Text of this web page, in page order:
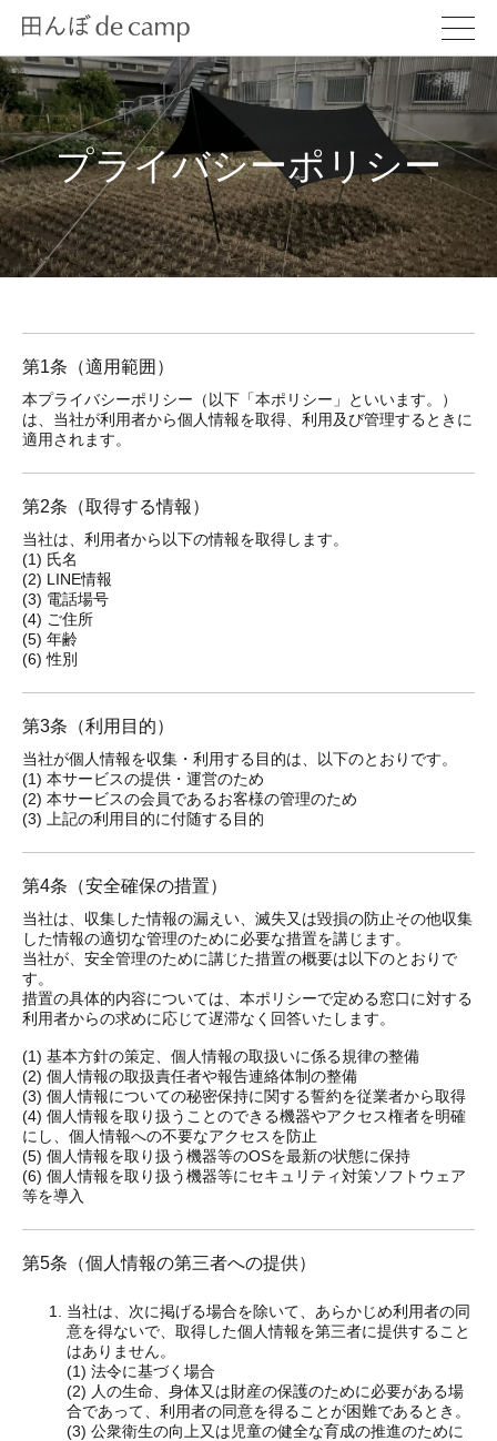
プライバシーポリシー
第1条（適用範囲）
本プライバシーポリシー（以下「本ポリシー」といいます。）
は、当社が利用者から個人情報を取得、利用及び管理するときに
適用されます。
第2条（取得する情報）
当社は、利用者から以下の情報を取得します。
(1) 氏名
(2) LINE情報
(3) 電話場号
(4) ご住所
(5) 年齢
(6) 性別
第3条（利用目的）
当社が個人情報を収集・利用する目的は、以下のとおりです。
(1) 本サービスの提供・運営のため
(2) 本サービスの会員であるお客様の管理のため
(3) 上記の利用目的に付随する目的
第4条（安全確保の措置）
当社は、収集した情報の漏えい、滅失又は毀損の防止その他収集
した情報の適切な管理のために必要な措置を講じます。
当社が、安全管理のために講じた措置の概要は以下のとおりで
す。
措置の具体的内容については、本ポリシーで定める窓口に対する
利用者からの求めに応じて遅滞なく回答いたします。
(1) 基本方針の策定、個人情報の取扱いに係る規律の整備
(2) 個人情報の取扱責任者や報告連絡体制の整備
(3) 個人情報についての秘密保持に関する誓約を従業者から取得
(4) 個人情報を取り扱うことのできる機器やアクセス権者を明確
にし、個人情報への不要なアクセスを防止
(5) 個人情報を取り扱う機器等のOSを最新の状態に保持
(6) 個人情報を取り扱う機器等にセキュリティ対策ソフトウェア
等を導入
第5条（個人情報の第三者への提供）
当社は、次に掲げる場合を除いて、あらかじめ利用者の同
意を得ないで、取得した個人情報を第三者に提供すること
はありません。
(1) 法令に基づく場合
(2) 人の生命、身体又は財産の保護のために必要がある場
合であって、利用者の同意を得ることが困難であるとき。
(3) 公衆衛生の向上又は児童の健全な育成の推進のために